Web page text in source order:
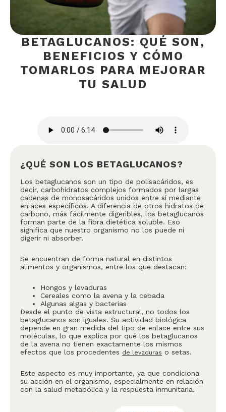
BETAGLUCANOS: QUÉ SON,
BENEFICIOS Y CÓMO
TOMARLOS PARA MEJORAR
TU SALUD
¿QUÉ SON LOS BETAGLUCANOS?
Los betaglucanos son un tipo de polisacáridos, es
decir, carbohidratos complejos formados por largas
cadenas de monosacáridos unidos entre sí mediante
enlaces específicos. A diferencia de otros hidratos de
carbono, más fácilmente digeribles, los betaglucanos
forman parte de la fibra dietética soluble. Eso
significa que nuestro organismo no los puede ni
digerir ni absorber.
Se encuentran de forma natural en distintos
alimentos y organismos, entre los que destacan:
Hongos y levaduras
Cereales como la avena y la cebada
Algunas algas y bacterias
Desde el punto de vista estructural, no todos los
betaglucanos son iguales. Su actividad biológica
depende en gran medida del tipo de enlace entre sus
moléculas, lo que explica por qué los betaglucanos
de la avena no tienen exactamente los mismos
efectos que los procedentes de levaduras o setas.
Este aspecto es muy importante, ya que condiciona
su acción en el organismo, especialmente en relación
con la salud metabólica y la respuesta inmunitaria.